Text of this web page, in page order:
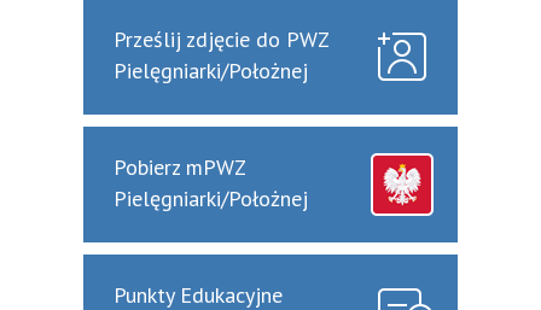
Prześlij zdjęcie do PWZ
Pielęgniarki/Położnej
Pobierz mPWZ
Pielęgniarki/Położnej
Punkty Edukacyjne